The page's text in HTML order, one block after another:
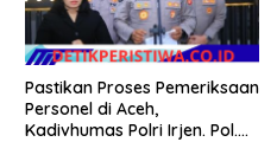
Pastikan Proses Pemeriksaan
Personel di Aceh,
Kadivhumas Polri Irjen. Pol.